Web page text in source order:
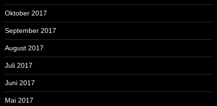
Oktober 2017
September 2017
August 2017
Juli 2017
Juni 2017
Mai 2017